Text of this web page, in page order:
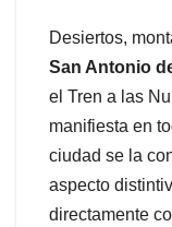
Desiertos,
San Antonio
el Tren a las
manifiesta en
ciudad se la
aspecto
directamente